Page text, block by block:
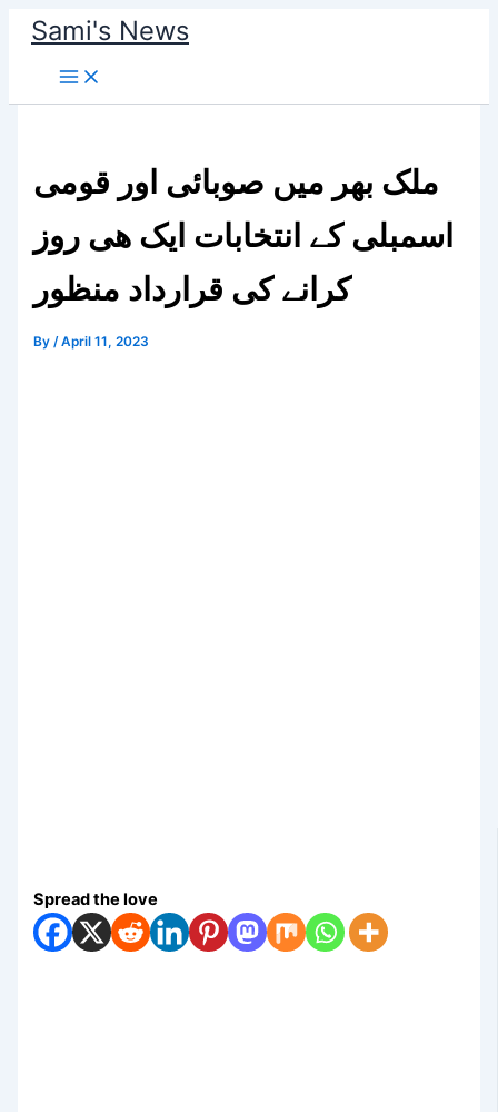
Skip
content
Sami's News
ملک بھر میں صوبائی اور قومی
اسمبلی کے انتخابات ایک ھی روز
کرانے کی قرارداد منظور
By/April 11, 2023
Spread the love